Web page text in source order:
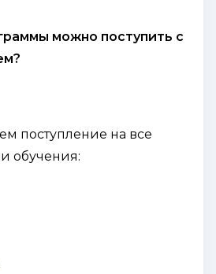
можно поступить с
поступление на все
обучения: